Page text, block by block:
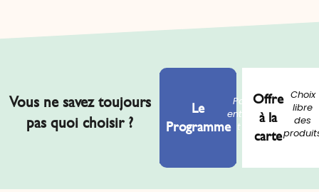
Vous ne savez toujours
pas quoi choisir ?
Le
Programme
Parcours
entièremen
t guidé
Conçu
des
s
Offre
à la
carte
Choix
libre
des